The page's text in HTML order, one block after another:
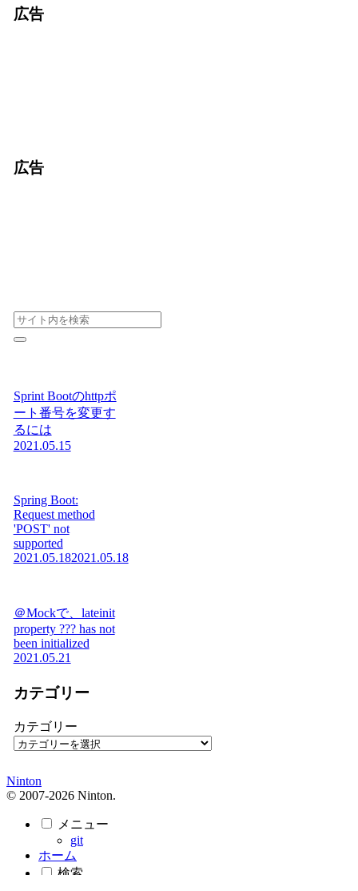
広告
広告
Sprint Bootのhttpポ
ート番号を変更す
るには
2021.05.15
Spring Boot:
Request method
'POST' not
supported
2021.05.182021.05.18
＠Mockで、lateinit
property ??? has not
been initialized
2021.05.21
カテゴリー
カテゴリー
Ninton
© 2007-2026 Ninton.
メニュー
git
ホーム
検索